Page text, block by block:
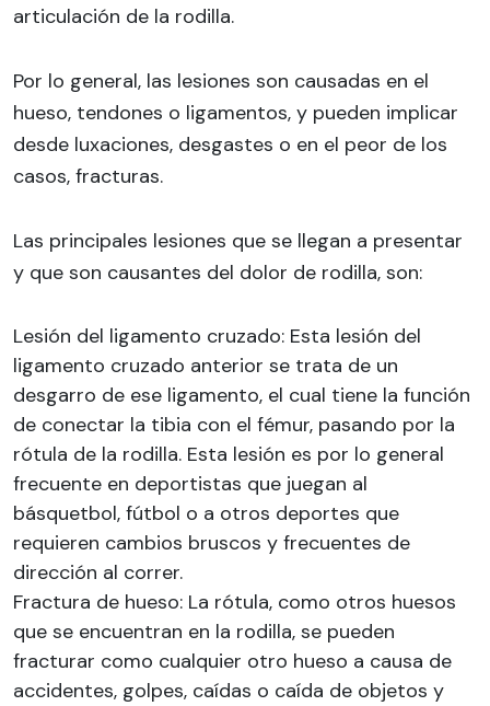
articulación de la rodilla.
Por lo general, las lesiones son causadas en el
hueso, tendones o ligamentos, y pueden implicar
desde luxaciones, desgastes o en el peor de los
casos, fracturas.
Las principales lesiones que se llegan a presentar
y que son causantes del dolor de rodilla, son:
Lesión del ligamento cruzado: Esta lesión del
ligamento cruzado anterior se trata de un
desgarro de ese ligamento, el cual tiene la función
de conectar la tibia con el fémur, pasando por la
rótula de la rodilla. Esta lesión es por lo general
frecuente en deportistas que juegan al
básquetbol, fútbol o a otros deportes que
requieren cambios bruscos y frecuentes de
dirección al correr.
Fractura de hueso: La rótula, como otros huesos
que se encuentran en la rodilla, se pueden
fracturar como cualquier otro hueso a causa de
accidentes, golpes, caídas o caída de objetos y